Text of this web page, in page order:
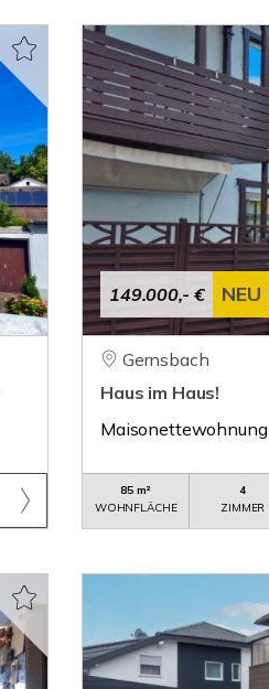
149.000,- € NEU
Gernsbach
Haus im Haus!
Maisonettewohnung
85 m²
WOHNFLÄCHE
4
ZIMMER